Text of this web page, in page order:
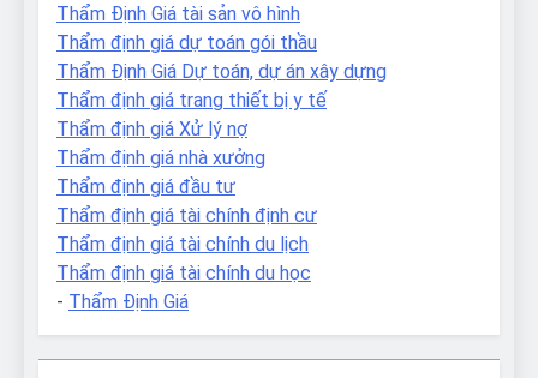
Thẩm Định Giá tài sản vô hình
Thẩm định giá dự toán gói thầu
Thẩm Định Giá Dự toán, dự án xây dựng
Thẩm định giá trang thiết bị y tế
Thẩm định giá Xử lý nợ
Thẩm định giá nhà xưởng
Thẩm định giá đầu tư
Thẩm định giá tài chính định cư
Thẩm định giá tài chính du lịch
Thẩm định giá tài chính du học
- Thẩm Định Giá